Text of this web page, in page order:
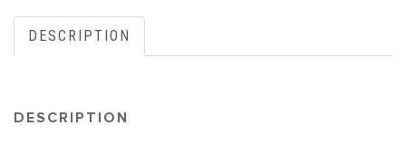
DESCRIPTION
DESCRIPTION